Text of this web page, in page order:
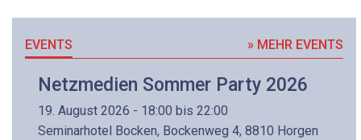
EVENTS » MEHR EVENTS
Netzmedien Sommer Party 2026
19. August 2026 - 18:00 bis 22:00
Seminarhotel Bocken, Bockenweg 4, 8810 Horgen